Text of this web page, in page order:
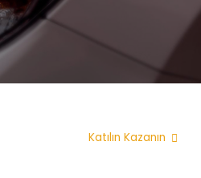
Katılın Kazanın